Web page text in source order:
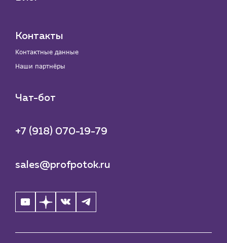
Контакты
Контактные данные
Наши партнёры
Чат-бот
+7 (918) 070-19-79
sales@profpotok.ru